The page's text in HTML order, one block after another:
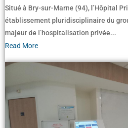
Situé à Bry-sur-Marne (94), l’Hôpital
établissement pluridisciplinaire du
majeur de l’hospitalisation privée...
Read More